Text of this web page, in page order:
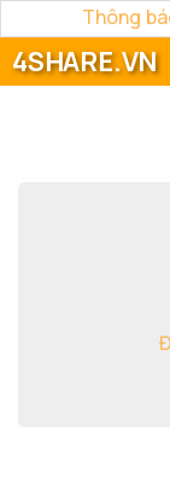
Thông
4SHARE.VN